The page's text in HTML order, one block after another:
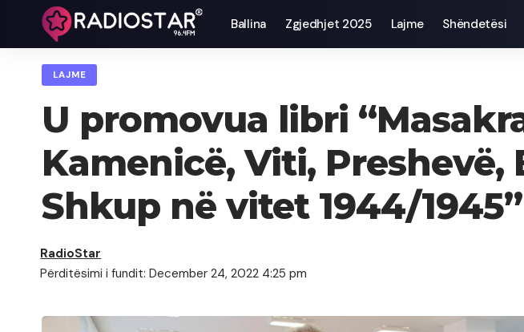
Ballina Zgjedhjet 2025 Lajme Shëndetësi
LAJME
U promovua libri
Kamenicë, Viti,
Shkup në vitet 1944/
Përditësimi i fundit: December 24, 2022 4:25 pm
RadioStar